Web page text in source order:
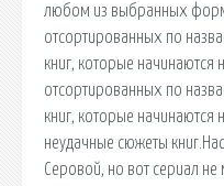
любом из выбранных
отсортированных по
книг, которые начинаются
отсортированных по
книг, которые начинаются
неудачные сюжеты
Серовой, но вот сериал не